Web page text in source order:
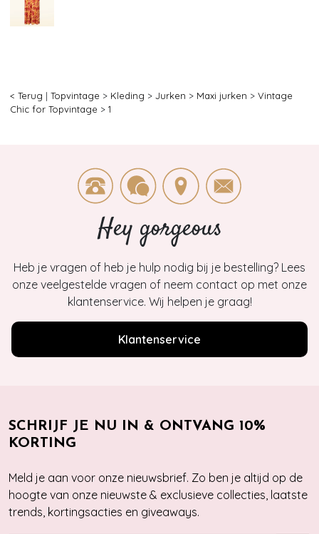
< Terug | Topvintage > Kleding > Jurken > Maxi jurken > Vintage
Chic for Topvintage > 1
Hey gorgeous
Heb je vragen of heb je hulp nodig bij je bestelling? Lees
onze veelgestelde vragen of neem contact op met onze
klantenservice. Wij helpen je graag!
Klantenservice
SCHRIJF JE NU IN & ONTVANG 10%
KORTING
Meld je aan voor onze nieuwsbrief. Zo ben je altijd op de
hoogte van onze nieuwste & exclusieve collecties, laatste
trends, kortingsacties en giveaways.